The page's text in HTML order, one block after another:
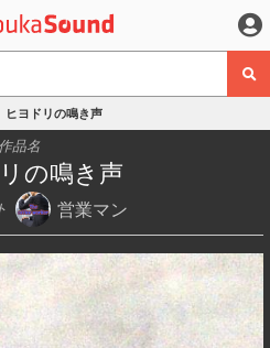
ヒヨドリの鳴き声
作品名
の鳴き声
営業マン